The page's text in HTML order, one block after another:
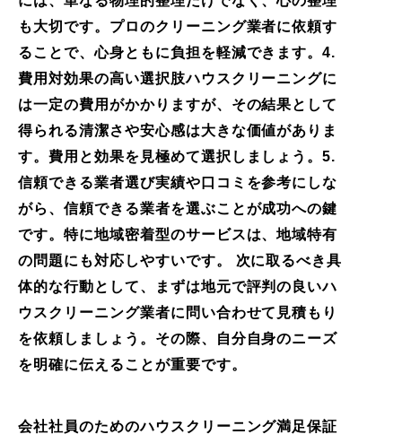
も大切です。プロのクリーニング業者に依頼す
ることで、心身ともに負担を軽減できます。4.
費用対効果の高い選択肢ハウスクリーニングに
は一定の費用がかかりますが、その結果として
得られる清潔さや安心感は大きな価値がありま
す。費用と効果を見極めて選択しましょう。5.
信頼できる業者選び実績や口コミを参考にしな
がら、信頼できる業者を選ぶことが成功への鍵
です。特に地域密着型のサービスは、地域特有
の問題にも対応しやすいです。 次に取るべき具
体的な行動として、まずは地元で評判の良いハ
ウスクリーニング業者に問い合わせて見積もり
を依頼しましょう。その際、自分自身のニーズ
を明確に伝えることが重要です。
会社社員のためのハウスクリーニング満足保証